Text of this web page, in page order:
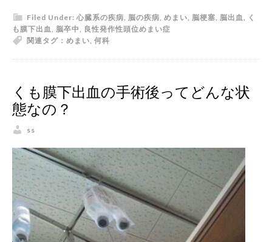
Filed Under: 心臓系の疾病, 脳の疾病, めまい, 脳梗塞, 脳出血, く
も膜下出血, 脳卒中, 良性発作性頭位めまい症
関連タグ： めまい, 何科
くも膜下出血の手術後ってどんな状
態なの？
ss